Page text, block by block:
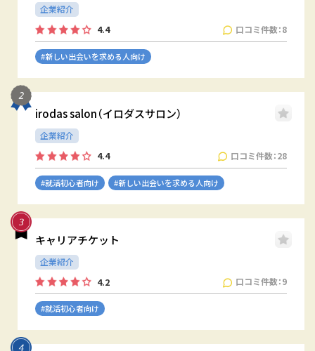
企業紹介
4.4
口コミ件数：8
#新しい出会いを求める人向け
irodas salon（イロダスサロン）
企業紹介
4.4
口コミ件数：28
#就活初心者向け #新しい出会いを求める人向け
キャリアチケット
企業紹介
4.2
口コミ件数：9
#就活初心者向け